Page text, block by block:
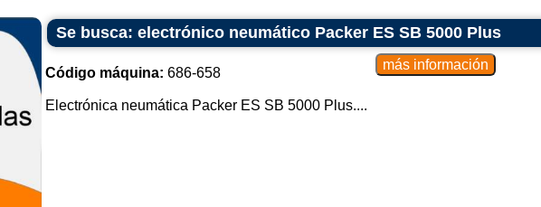
Se busca: electrónico neumático Packer ES SB 5000 Plus
Código máquina: 686-658
Electrónica neumática Packer ES SB 5000 Plus....